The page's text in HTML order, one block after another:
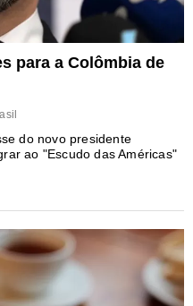
para a Colômbia de
do novo presidente
ao "Escudo das Américas"